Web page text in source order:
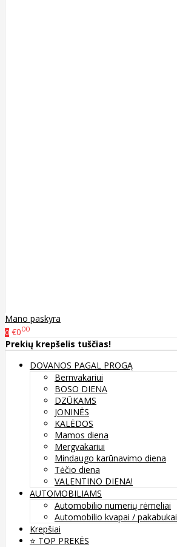
Mano paskyra
0 €000
Prekių krepšelis tuščias!
DOVANOS PAGAL PROGĄ
Bernvakariui
BOSO DIENA
DZŪKAMS
JONINĖS
KALĖDOS
Mamos diena
Mergvakariui
Mindaugo karūnavimo diena
Tėčio diena
VALENTINO DIENA!
AUTOMOBILIAMS
Automobilio numerių rėmeliai
Automobilio kvapai / pakabukai
Krepšiai
⭐️ TOP PREKĖS